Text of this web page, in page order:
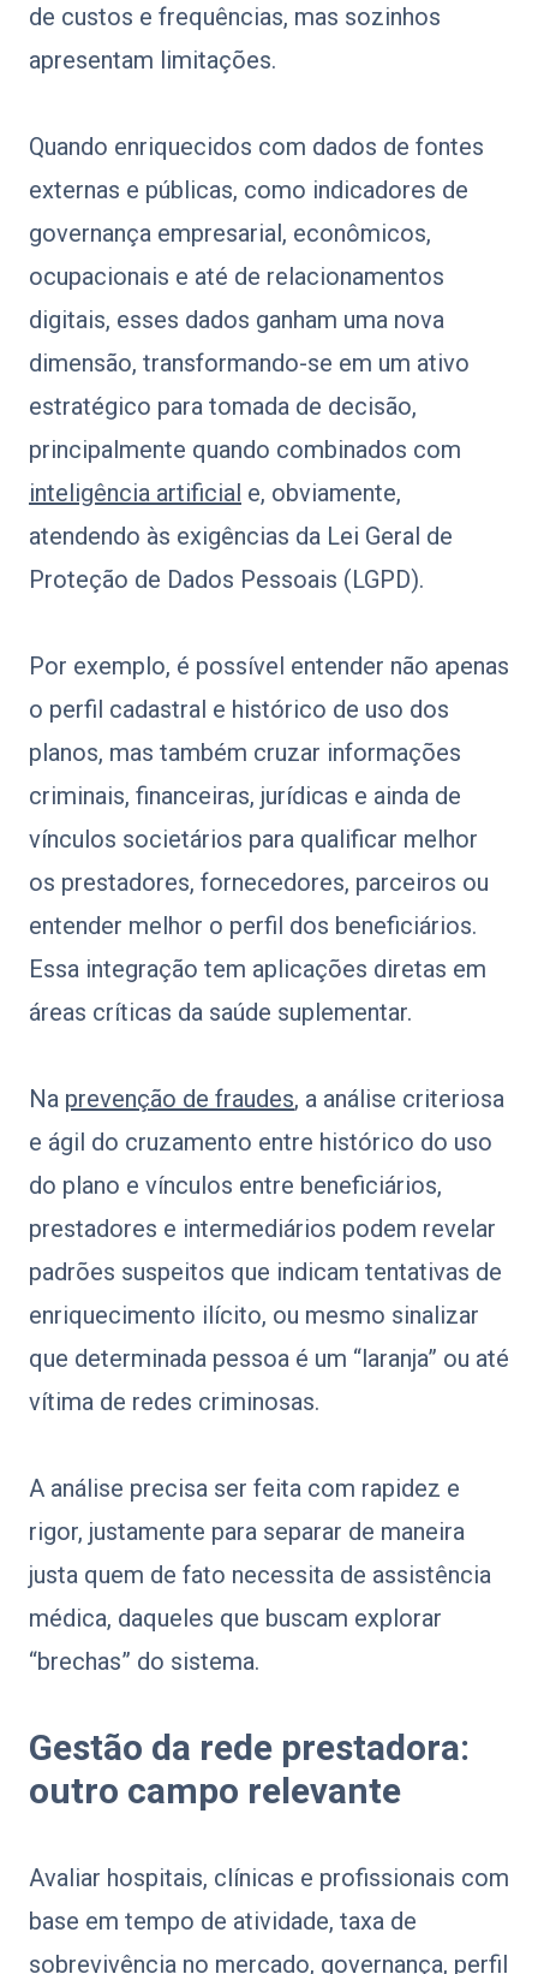
de custos e frequências, mas sozinhos
apresentam limitações.
Quando enriquecidos com dados de fontes
externas e públicas, como indicadores de
governança empresarial, econômicos,
ocupacionais e até de relacionamentos
digitais, esses dados ganham uma nova
dimensão, transformando-se em um ativo
estratégico para tomada de decisão,
principalmente quando combinados com
inteligência artificial e, obviamente,
atendendo às exigências da Lei Geral de
Proteção de Dados Pessoais (LGPD).
Por exemplo, é possível entender não apenas
o perfil cadastral e histórico de uso dos
planos, mas também cruzar informações
criminais, financeiras, jurídicas e ainda de
vínculos societários para qualificar melhor
os prestadores, fornecedores, parceiros ou
entender melhor o perfil dos beneficiários.
Essa integração tem aplicações diretas em
áreas críticas da saúde suplementar.
Na prevenção de fraudes, a análise criteriosa
e ágil do cruzamento entre histórico do uso
do plano e vínculos entre beneficiários,
prestadores e intermediários podem revelar
padrões suspeitos que indicam tentativas de
enriquecimento ilícito, ou mesmo sinalizar
que determinada pessoa é um “laranja” ou até
vítima de redes criminosas.
A análise precisa ser feita com rapidez e
rigor, justamente para separar de maneira
justa quem de fato necessita de assistência
médica, daqueles que buscam explorar
“brechas” do sistema.
Gestão da rede prestadora:
outro campo relevante
Avaliar hospitais, clínicas e profissionais com
base em tempo de atividade, taxa de
sobrevivência no mercado, governança, perfil